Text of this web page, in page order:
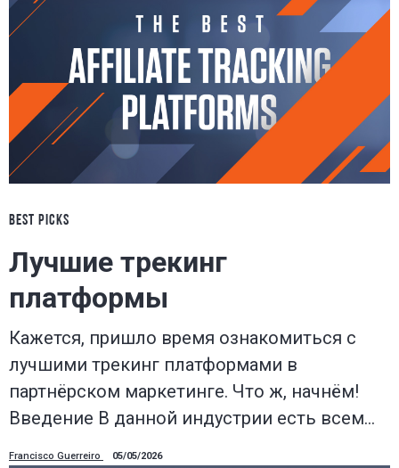
BEST PICKS
Лучшие трекинг
платформы
Кажется, пришло время ознакомиться с
лучшими трекинг платформами в
партнёрском маркетинге. Что ж, начнём!
Введение В данной индустрии есть всем…
Francisco Guerreiro 05/05/2026